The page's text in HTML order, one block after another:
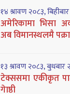
१४ श्रावण २०८३,
अमेरिकामा भिसा
अब विमानस्थलमै
१३ श्रावण २०८३, बुधबार
टेक्ससमा एकीकृत
गेाष्ठी